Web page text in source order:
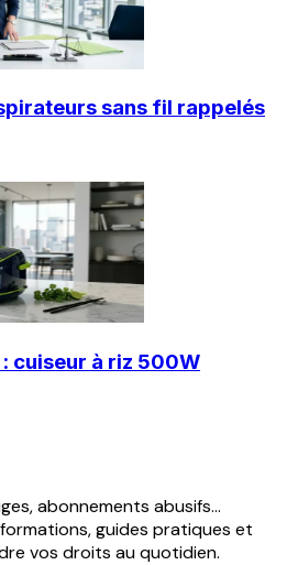
sans fil rappelés
cuiseur à riz 500W
abonnements abusifs...
guides pratiques et
vos droits au quotidien.